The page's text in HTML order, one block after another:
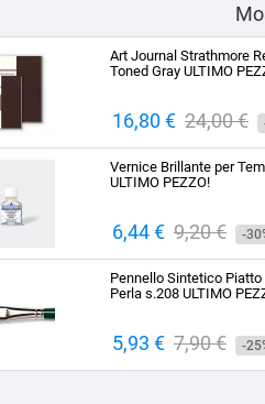
Art Journal Strathmore
Toned Gray ULTIMO
Prezzo
16,80 € Prezzo
base
24,00 €
Vernice Brillante per
ULTIMO PEZZO!
Prezzo
6,44 € Prezzo
base
9,20 € -
Pennello Sintetico
Perla s.208 ULTIMO
Prezzo
5,93 € Prezzo
base
7,90 € -